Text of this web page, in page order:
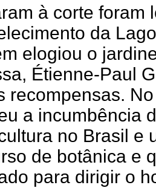
à corte foram
da
elogiou o
Étienne-Paul
recompensas.
a incumbência
no Brasil e
de botânica e
para dirigir o